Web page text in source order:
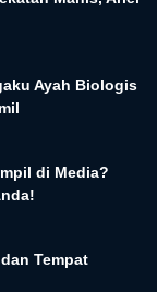
Ayah Biologis
di Media?
Tempat